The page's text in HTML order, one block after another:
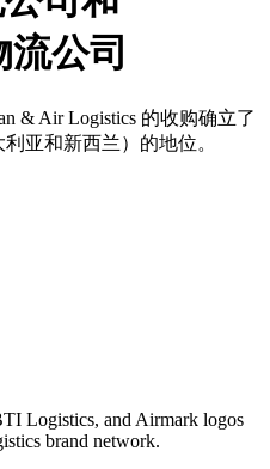
公司
& Air Logistics 的收购确立了
亚和新西兰）的地位。